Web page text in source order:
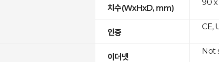
치수(WxHxD, mm)
인증
이더넷
90 x
CE,
Not